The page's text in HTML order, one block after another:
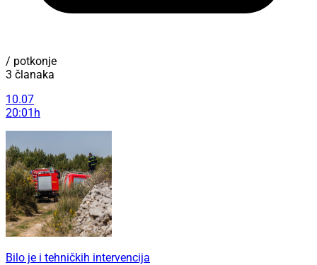
/ potkonje
3 članaka
10.07
20:01h
Bilo je i tehničkih intervencija